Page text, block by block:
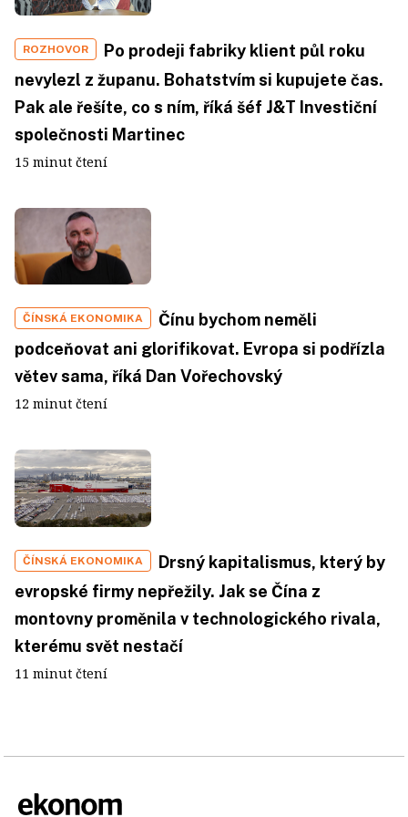
ROZHOVOR
Po prodeji fabriky klient půl roku
nevylezl z županu. Bohatstvím si kupujete čas.
Pak ale řešíte, co s ním, říká šéf J&T Investiční
společnosti Martinec
15 minut čtení
ČÍNSKÁ EKONOMIKA
Čínu bychom neměli
podceňovat ani glorifikovat. Evropa si podřízla
větev sama, říká Dan Vořechovský
12 minut čtení
ČÍNSKÁ EKONOMIKA
Drsný kapitalismus, který by
evropské firmy nepřežily. Jak se Čína z
montovny proměnila v technologického rivala,
kterému svět nestačí
11 minut čtení